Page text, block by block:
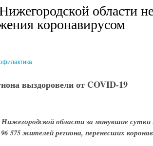
области
коронавирусом
выздоровели от COVID-19
области за минувшие сутки
575 жителей региона, перенесших